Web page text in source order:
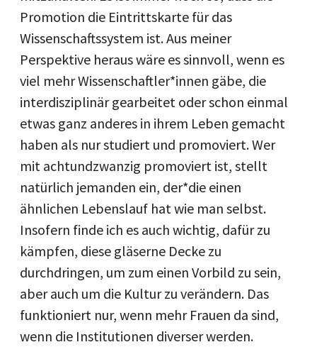
Promotion die Eintrittskarte für das
Wissenschaftssystem ist. Aus meiner
Perspektive heraus wäre es sinnvoll, wenn es
viel mehr Wissenschaftler*innen gäbe, die
interdisziplinär gearbeitet oder schon einmal
etwas ganz anderes in ihrem Leben gemacht
haben als nur studiert und promoviert. Wer
mit achtundzwanzig promoviert ist, stellt
natürlich jemanden ein, der*die einen
ähnlichen Lebenslauf hat wie man selbst.
Insofern finde ich es auch wichtig, dafür zu
kämpfen, diese gläserne Decke zu
durchdringen, um zum einen Vorbild zu sein,
aber auch um die Kultur zu verändern. Das
funktioniert nur, wenn mehr Frauen da sind,
wenn die Institutionen diverser werden.